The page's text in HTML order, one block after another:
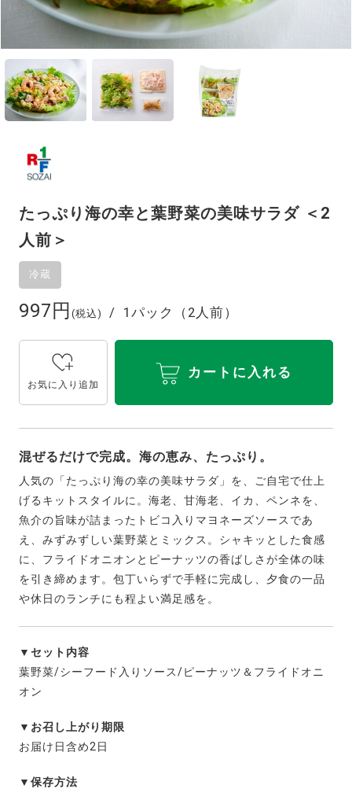
たっぷり海の幸と葉野菜の美味サラダ ＜2
人前＞
997円 (税込) 1パック（2人前）
お気に入り追加
カートに入れる
混ぜるだけで完成。海の恵み、たっぷり。
人気の「たっぷり海の幸の美味サラダ」を、ご自宅で仕上
げるキットスタイルに。海老、甘海老、イカ、ペンネを、
魚介の旨味が詰まったトビコ入りマヨネーズソースであ
え、みずみずしい葉野菜とミックス。シャキッとした食感
に、フライドオニオンとピーナッツの香ばしさが全体の味
を引き締めます。包丁いらずで手軽に完成し、夕食の一品
や休日のランチにも程よい満足感を。
▼セット内容
葉野菜/シーフード入りソース/ピーナッツ＆フライドオニ
オン
▼お召し上がり期限
お届け日含め2日
▼保存方法